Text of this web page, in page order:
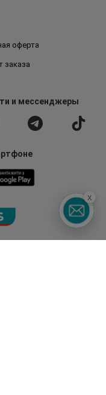
оферта
заказа
и мессенджеры
x